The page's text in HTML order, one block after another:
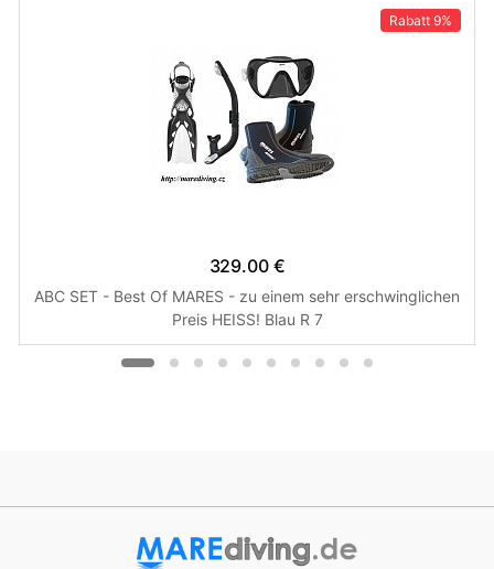
Rabatt 9%
329.00 €
ABC SET - Best Of MARES - zu einem sehr erschwinglichen
Preis HEISS! Blau R 7